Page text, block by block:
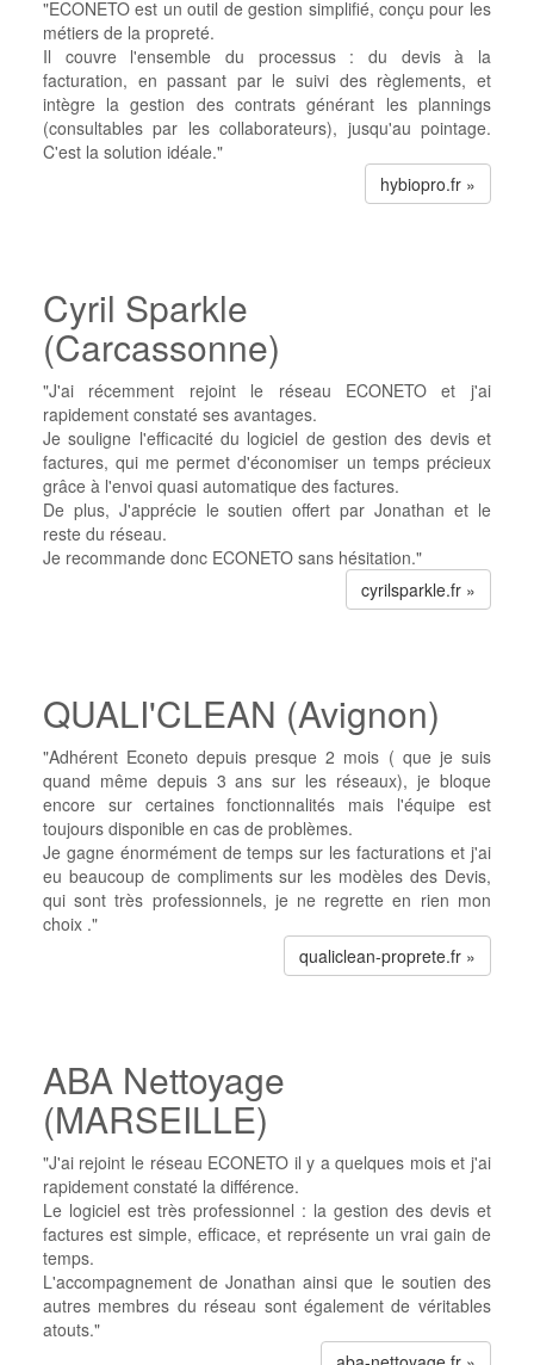
"ECONETO est un outil de gestion simplifié, conçu pour les
métiers de la propreté.
Il couvre l'ensemble du processus : du devis à la
facturation, en passant par le suivi des règlements, et
intègre la gestion des contrats générant les plannings
(consultables par les collaborateurs), jusqu'au pointage.
C'est la solution idéale."
hybiopro.fr »
Cyril Sparkle
(Carcassonne)
"J'ai récemment rejoint le réseau ECONETO et j'ai
rapidement constaté ses avantages.
Je souligne l'efficacité du logiciel de gestion des devis et
factures, qui me permet d'économiser un temps précieux
grâce à l'envoi quasi automatique des factures.
De plus, J'apprécie le soutien offert par Jonathan et le
reste du réseau.
Je recommande donc ECONETO sans hésitation."
cyrilsparkle.fr »
QUALI'CLEAN (Avignon)
"Adhérent Econeto depuis presque 2 mois ( que je suis
quand même depuis 3 ans sur les réseaux), je bloque
encore sur certaines fonctionnalités mais l'équipe est
toujours disponible en cas de problèmes.
Je gagne énormément de temps sur les facturations et j'ai
eu beaucoup de compliments sur les modèles des Devis,
qui sont très professionnels, je ne regrette en rien mon
choix ."
qualiclean-proprete.fr »
ABA Nettoyage
(MARSEILLE)
"J'ai rejoint le réseau ECONETO il y a quelques mois et j'ai
rapidement constaté la différence.
Le logiciel est très professionnel : la gestion des devis et
factures est simple, efficace, et représente un vrai gain de
temps.
L'accompagnement de Jonathan ainsi que le soutien des
autres membres du réseau sont également de véritables
atouts."